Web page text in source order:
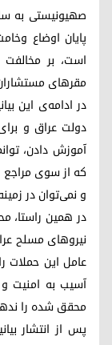
صهیونیستی به
پایان اوضاع
است، بر
مقرهای
در ادامه‌ی این
دولت عراق و
آموزش دادن،
که از سوی
و نمی‌توان در
در همین راستا،
نیروهای مسلح
عامل این حملات
آسیب به امنیت
محقق شده را
پس از انتشار